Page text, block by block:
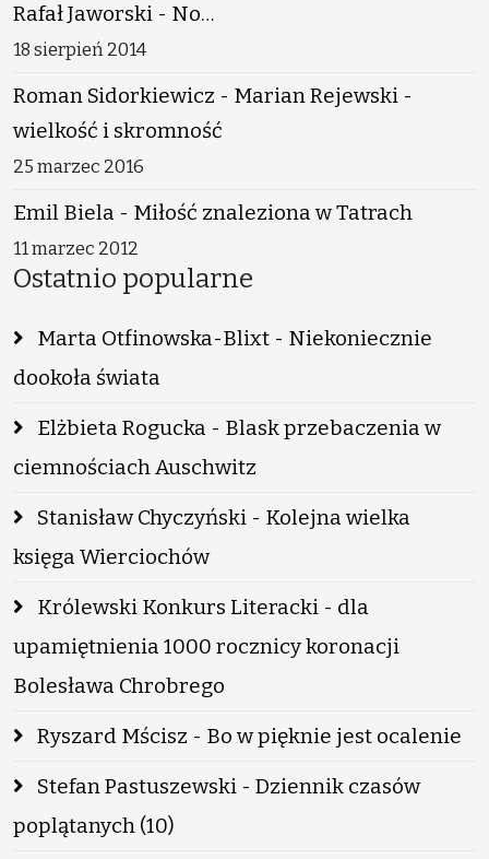
Rafał Jaworski - No…
18 sierpień 2014
Roman Sidorkiewicz - Marian Rejewski -
wielkość i skromność
25 marzec 2016
Emil Biela - Miłość znaleziona w Tatrach
11 marzec 2012
Ostatnio popularne
Marta Otfinowska-Blixt - Niekoniecznie
dookoła świata
Elżbieta Rogucka - Blask przebaczenia w
ciemnościach Auschwitz
Stanisław Chyczyński - Kolejna wielka
księga Wierciochów
Królewski Konkurs Literacki - dla
upamiętnienia 1000 rocznicy koronacji
Bolesława Chrobrego
Ryszard Mścisz - Bo w pięknie jest ocalenie
Stefan Pastuszewski - Dziennik czasów
poplątanych (10)